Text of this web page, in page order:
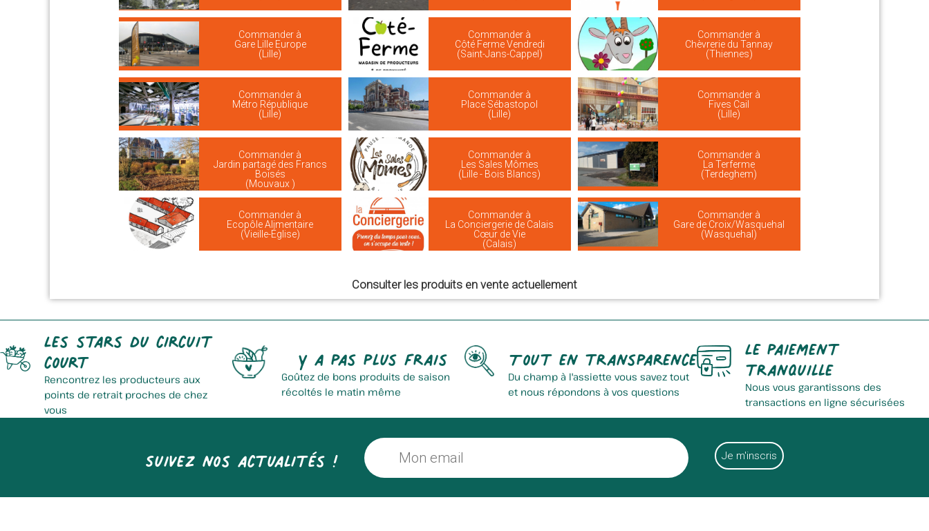
Commander à
Gare Lille Europe
(Lille)
Commander à
Côté Ferme Vendredi
(Saint-Jans-Cappel)
Commander à
Chèvrerie du Tannay
(Thiennes)
Commander à
Métro République
(Lille)
Commander à
Place Sébastopol
(Lille)
Commander à
Fives Cail
(Lille)
Commander à
Jardin partagé des Francs
Boisés
(Mouvaux )
Commander à
Les Sales Mômes
(Lille - Bois Blancs)
Commander à
La Terferme
(Terdeghem)
Commander à
Ecopôle Alimentaire
(Vieille-Église)
Commander à
La Conciergerie de Calais
Cœur de Vie
(Calais)
Commander à
Gare de Croix/Wasquehal
(Wasquehal)
Consulter les produits en vente actuellement
Les stars du circuit
court
Rencontrez les producteurs aux
points de retrait proches de chez
vous
Y a pas plus frais
Goûtez de bons produits de saison
récoltés le matin même
Tout en transparence
Du champ à l'assiette vous savez tout
et nous répondons à vos questions
Le paiement
tranquille
Nous vous garantissons des
transactions en ligne sécurisées
Suivez nos actualités !